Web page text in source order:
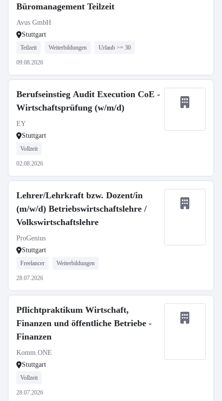
Büromanagement Teilzeit
Avus GmbH
Stuttgart
Teilzeit Weiterbildungen Urlaub >= 30
09.08.2026
Berufseinstieg Audit Execution CoE -
Wirtschaftsprüfung (w/m/d)
EY
Stuttgart
Vollzeit
02.08.2026
Lehrer/Lehrkraft bzw. Dozent/in
(m/w/d) Betriebswirtschaftslehre /
Volkswirtschaftslehre
ProGenius
Stuttgart
Freelancer Weiterbildungen
28.07.2026
Pflichtpraktikum Wirtschaft,
Finanzen und öffentliche Betriebe -
Finanzen
Komm.ONE
Stuttgart
Vollzeit
28.07.2026